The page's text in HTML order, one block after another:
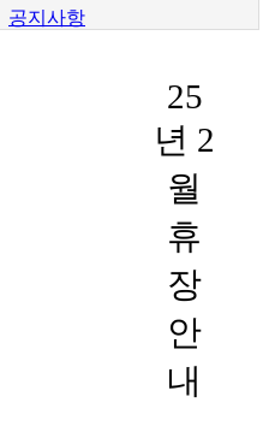
공지사항
25
년 2
월
휴
장
안
내